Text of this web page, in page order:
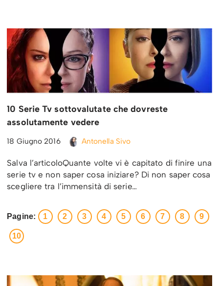
10 Serie Tv sottovalutate che dovreste
assolutamente vedere
18 Giugno 2016 Antonella Sivo
Salva l’articoloQuante volte vi è capitato di finire una
serie tv e non saper cosa iniziare? Di non saper cosa
scegliere tra l’immensità di serie…
Pagine: 1 2 3 4 5 6 7 8 9
10